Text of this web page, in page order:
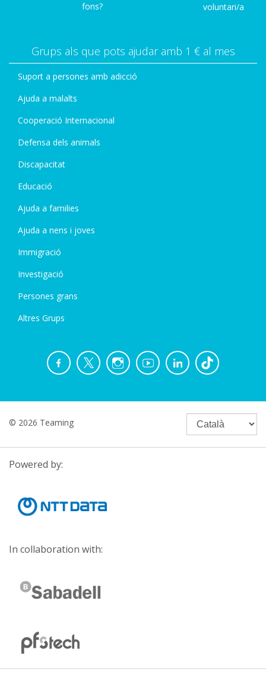
fons?
voluntari/a
Grups als que pots ajudar amb 1 € al mes
Suport a persones amb adicció
Ajuda a malalts
Cooperació Internacional
Defensa dels animals
Discapacitat
Educació
Ajuda a families
Ajuda a nens i joves
Immigració
Investigació
Persones grans
Altres Grups
© 2026 Teaming
Powered by:
In collaboration with: